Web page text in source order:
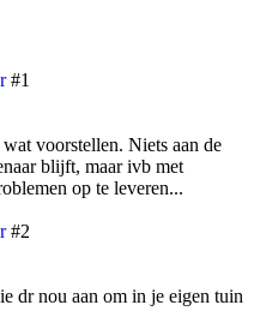
#1
voorstellen. Niets aan de
blijft, maar ivb met
op te leveren...
#2
dr nou aan om in je eigen tuin